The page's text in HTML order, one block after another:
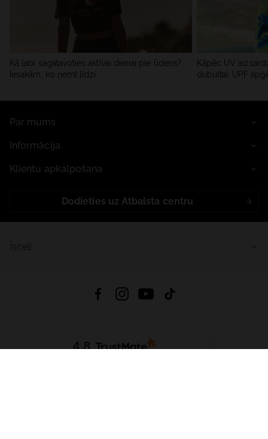
Kā labi sagatavoties aktīvai dienai pie ūdens?
Iesakām, ko ņemt līdzi
Kāpēc UV
dubultai: UPF
Par mums
Informācija
Klientu apkalpošana
Dodieties uz Atbalsta centru
4.8